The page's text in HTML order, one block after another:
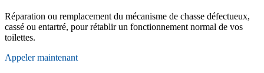
Réparation ou remplacement du mécanisme de chasse défectueux,
cassé ou entartré, pour rétablir un fonctionnement normal de vos
toilettes.
Appeler maintenant